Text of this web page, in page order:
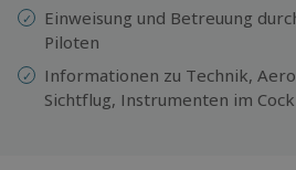
Einweisung und Betreuung
Piloten
Informationen zu Technik,
Sichtflug, Instrumenten im